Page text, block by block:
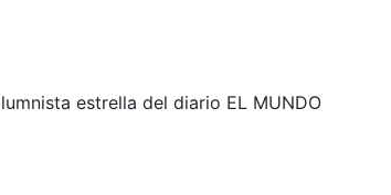
estrella del diario EL MUNDO